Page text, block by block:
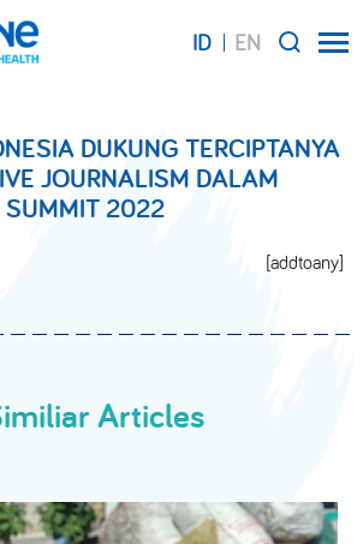
ID EN
DUKUNG TERCIPTANYA
JOURNALISM DALAM
SUMMIT 2022
[addtoany]
Articles